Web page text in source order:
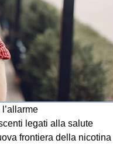
legati alla salute
frontiera della nicotina